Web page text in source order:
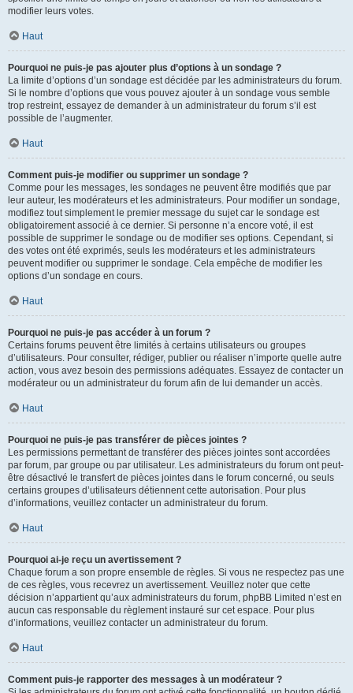
modifier leurs votes.
Haut
Pourquoi ne puis-je pas ajouter plus d’options à un sondage ?
La limite d’options d’un sondage est décidée par les administrateurs du forum.
Si le nombre d’options que vous pouvez ajouter à un sondage vous semble
trop restreint, essayez de demander à un administrateur du forum s’il est
possible de l’augmenter.
Haut
Comment puis-je modifier ou supprimer un sondage ?
Comme pour les messages, les sondages ne peuvent être modifiés que par
leur auteur, les modérateurs et les administrateurs. Pour modifier un sondage,
modifiez tout simplement le premier message du sujet car le sondage est
obligatoirement associé à ce dernier. Si personne n’a encore voté, il est
possible de supprimer le sondage ou de modifier ses options. Cependant, si
des votes ont été exprimés, seuls les modérateurs et les administrateurs
peuvent modifier ou supprimer le sondage. Cela empêche de modifier les
options d’un sondage en cours.
Haut
Pourquoi ne puis-je pas accéder à un forum ?
Certains forums peuvent être limités à certains utilisateurs ou groupes
d’utilisateurs. Pour consulter, rédiger, publier ou réaliser n’importe quelle autre
action, vous avez besoin des permissions adéquates. Essayez de contacter un
modérateur ou un administrateur du forum afin de lui demander un accès.
Haut
Pourquoi ne puis-je pas transférer de pièces jointes ?
Les permissions permettant de transférer des pièces jointes sont accordées
par forum, par groupe ou par utilisateur. Les administrateurs du forum ont peut-
être désactivé le transfert de pièces jointes dans le forum concerné, ou seuls
certains groupes d’utilisateurs détiennent cette autorisation. Pour plus
d’informations, veuillez contacter un administrateur du forum.
Haut
Pourquoi ai-je reçu un avertissement ?
Chaque forum a son propre ensemble de règles. Si vous ne respectez pas une
de ces règles, vous recevrez un avertissement. Veuillez noter que cette
décision n’appartient qu’aux administrateurs du forum, phpBB Limited n’est en
aucun cas responsable du règlement instauré sur cet espace. Pour plus
d’informations, veuillez contacter un administrateur du forum.
Haut
Comment puis-je rapporter des messages à un modérateur ?